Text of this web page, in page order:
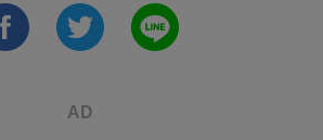
AD